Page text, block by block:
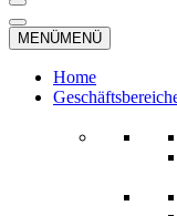
Navigationsmenü
Navigationsmenü
MENÜMENÜ
Home